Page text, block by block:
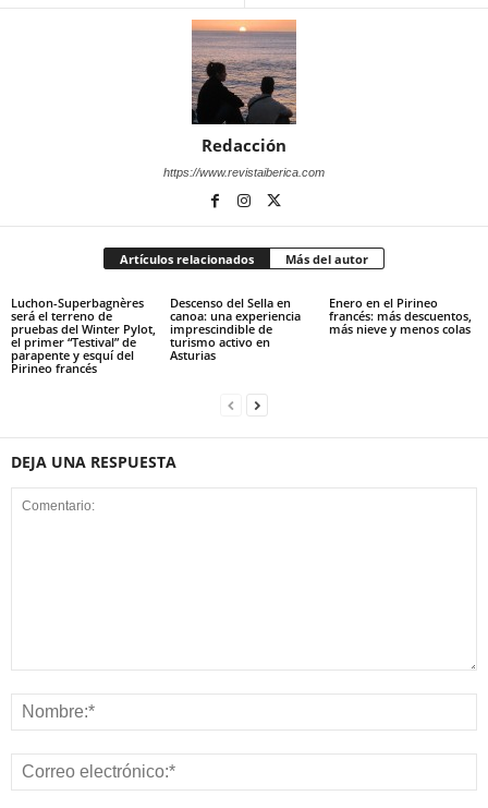
Redacción
https://www.revistaiberica.com
Artículos relacionados Más del autor
Luchon-Superbagnères
será el terreno de
pruebas del Winter Pylot,
el primer “Testival” de
parapente y esquí del
Pirineo francés
Descenso del Sella en
canoa: una experiencia
imprescindible de
turismo activo en
Asturias
Enero en el Pirineo
francés: más descuentos,
más nieve y menos colas
DEJA UNA RESPUESTA